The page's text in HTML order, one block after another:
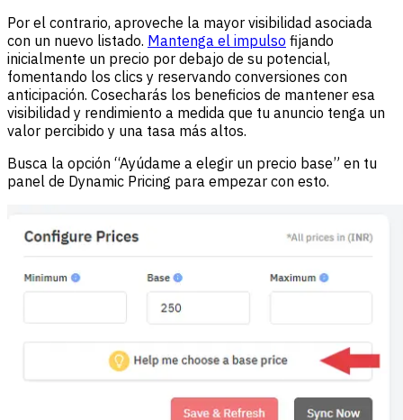
Por el contrario, aproveche la mayor visibilidad asociada
con un nuevo listado. Mantenga el impulso fijando
inicialmente un precio por debajo de su potencial,
fomentando los clics y reservando conversiones con
anticipación. Cosecharás los beneficios de mantener esa
visibilidad y rendimiento a medida que tu anuncio tenga un
valor percibido y una tasa más altos.
Busca la opción “Ayúdame a elegir un precio base” en tu
panel de Dynamic Pricing para empezar con esto.